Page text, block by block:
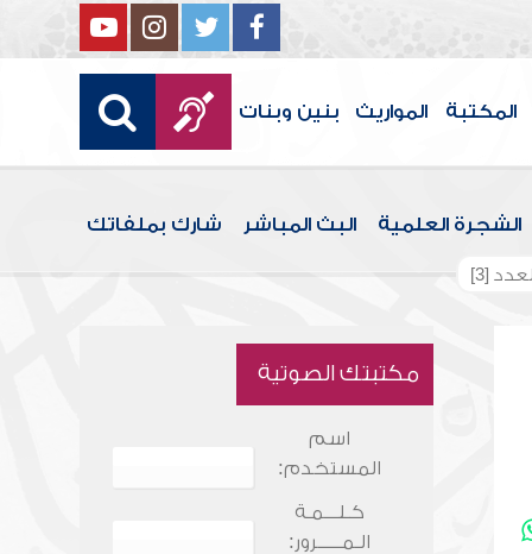
المكتبة المواريث بنين وبنات
الشجرة العلمية البث المباشر شارك بملفاتك
[3]
مكتبتك الصوتية
اسم
المستخدم:
كـلـــمـة
الـمـــــرور: